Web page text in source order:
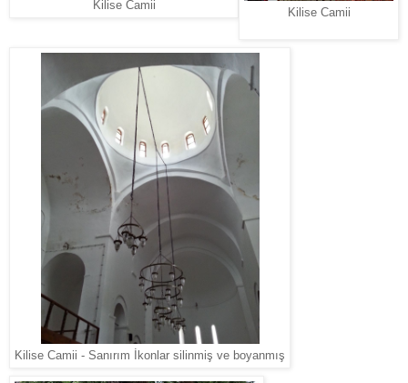
Kilise Camii
Kilise Camii
Kilise Camii - Sanırım İkonlar silinmiş ve boyanmış